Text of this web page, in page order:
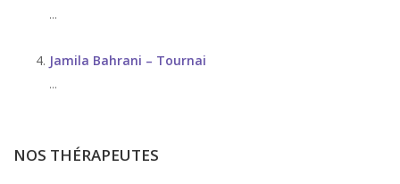
...
Jamila Bahrani – Tournai
...
NOS THÉRAPEUTES